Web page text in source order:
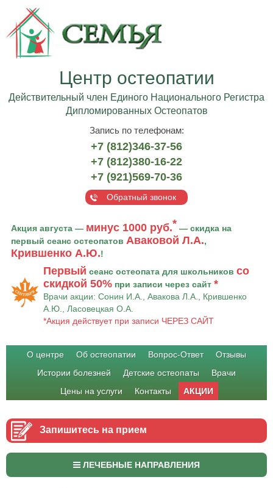
Центр остеопатии
Действительный член Единого Национального Регистра
Дипломированных Остеопатов
Запись по телефонам:
+7 (812)346-37-56
+7 (812)380-16-22
+7 (921)569-70-36
Обратный звонок
Акция августа — минус 1000 руб.* — скидка на
первый сеанс остеопатов Аваковой Л.А.,
Крившенко А.Ю.!
Первый сеанс остеопата для школьников со
скидкой 50% при записи через сайт *
Врачи акции: Сонин И.А., Авакова Л.А., Крившенко
А.Ю., Ласовецкая О.А.
*Акция действует при записи ЧЕРЕЗ САЙТ
О центре Об остеопатии Вопрос-Ответ
Отзывы
Истории болезней
Детские остеопаты
Врачи
Цены на услуги
Контакты АКЦИИ
Запишитесь на прием
ЛЕЧЕБНЫЕ НАПРАВЛЕНИЯ